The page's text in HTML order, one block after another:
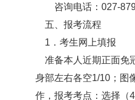
咨询电话：027-
五、报考流程
1．考生网上填报
准备本人近期正面免
身部左右各空1/10；图
作，报考考点：选择（